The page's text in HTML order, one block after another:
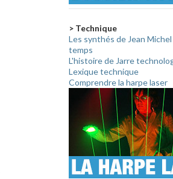
> Technique
Les synthés de Jean
temps
L'histoire de Jarre
Lexique technique
Comprendre la harpe laser